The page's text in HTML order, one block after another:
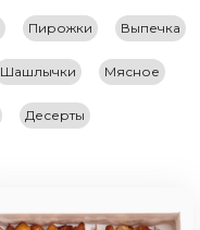
Пирожки Выпечка
Шашлычки Мясное
Десерты